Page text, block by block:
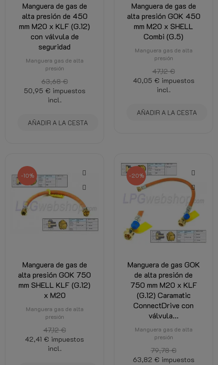
Manguera de gas de
alta presión de 450
mm M20 x KLF (G.12)
con válvula de
seguridad
Manguera gas de alta
presión
63,68 €
50,95 € impuestos
incl.
AÑADIR A LA CESTA
Manguera de gas de
alta presión GOK 450
mm M20 x SHELL
Combi (G.5)
Manguera gas de alta
presión
47,12 €
40,05 € impuestos
incl.
AÑADIR A LA CESTA
-10%
Manguera de gas de
alta presión GOK 750
mm SHELL KLF (G.12)
x M20
Manguera gas de alta
presión
47,12 €
42,41 € impuestos
incl.
-20%
Manguera de gas GOK
de alta presión de
750 mm M20 x KLF
(G.12) Caramatic
ConnectDrive con
válvula...
Manguera gas de alta
presión
79,78 €
63,82 € impuestos